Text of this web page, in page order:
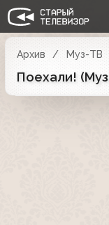
Архив Муз-ТВ
Поехали!